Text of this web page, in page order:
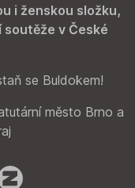
i ženskou složku,
v České
se Buldokem!
město Brno a